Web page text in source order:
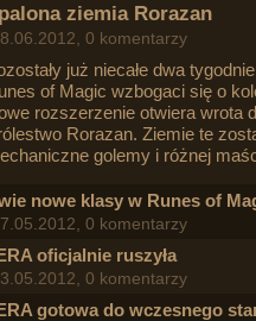
ziemia Rorazan
0 komentarzy
już niecałe dwa
of Magic wzbogaci się o
rozszerzenie otwiera wrota
Rorazan. Ziemie te
golemy i różnej
nowe klasy w Runes of
0 komentarzy
oficjalnie ruszyła
0 komentarzy
gotowa do wczesnego